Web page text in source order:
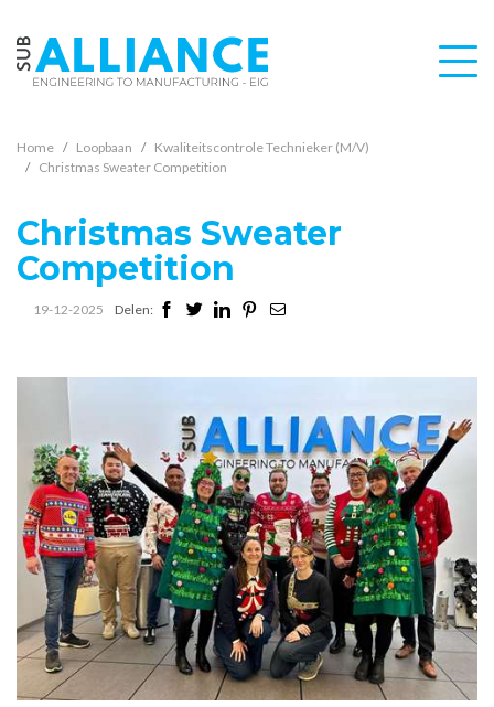
Home Loopbaan
Kwaliteitscontrole Technieker (M/V)
Christmas Sweater Competition
Christmas Sweater
Competition
19-12-2025 Delen: